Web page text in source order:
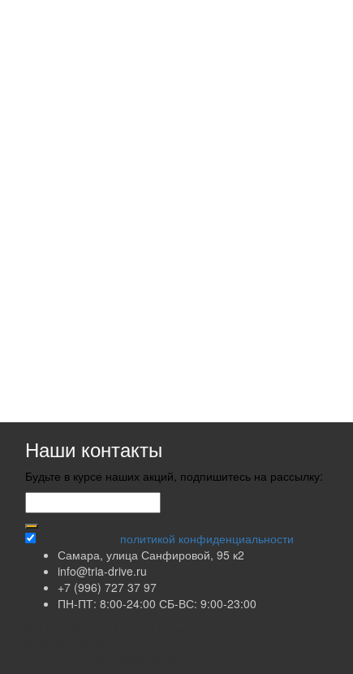
Наши контакты
Будьте в курсе наших акций, подпишитесь на рассылку:
политикой конфиденциальности
Самара, улица Санфировой, 95 к2
info@tria-drive.ru
+7 (996) 727 37 97
ПН-ПТ: 8:00-24:00 СБ-ВС: 9:00-23:00